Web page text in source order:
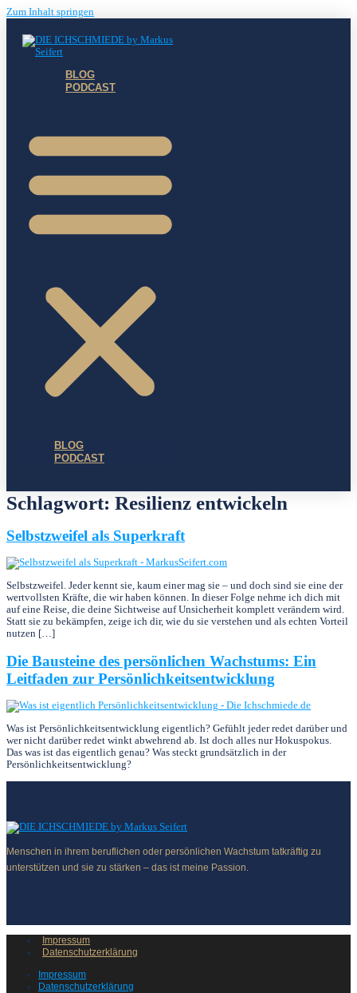
Zum Inhalt springen
BLOG
PODCAST
BLOG
PODCAST
Schlagwort: Resilienz entwickeln
Selbstzweifel als Superkraft
Selbstzweifel. Jeder kennt sie, kaum einer mag sie – und doch sind sie eine der
wertvollsten Kräfte, die wir haben können. In dieser Folge nehme ich dich mit
auf eine Reise, die deine Sichtweise auf Unsicherheit komplett verändern wird.
Statt sie zu bekämpfen, zeige ich dir, wie du sie verstehen und als echten Vorteil
nutzen […]
Die Bausteine des persönlichen Wachstums: Ein
Leitfaden zur Persönlichkeitsentwicklung
Was ist Persönlichkeitsentwicklung eigentlich? Gefühlt jeder redet darüber und
wer nicht darüber redet winkt abwehrend ab. Ist doch alles nur Hokuspokus.
Das was ist das eigentlich genau? Was steckt grundsätzlich in der
Persönlichkeitsentwicklung?
Menschen in ihrem beruflichen oder persönlichen Wachstum tatkräftig zu
unterstützen und sie zu stärken – das ist meine Passion.
Impressum
Datenschutzerklärung
Impressum
Datenschutzerklärung